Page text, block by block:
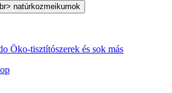
Öko-tisztítószerek és sok más